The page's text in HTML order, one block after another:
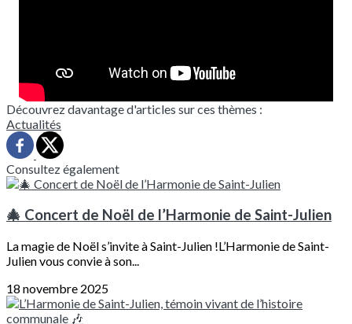
Découvrez davantage d'articles sur ces thèmes :
Actualités
Consultez également
🎄 Concert de Noël de l’Harmonie de Saint-Julien
La magie de Noël s’invite à Saint-Julien !L’Harmonie de Saint-
Julien vous convie à son...
18 novembre 2025